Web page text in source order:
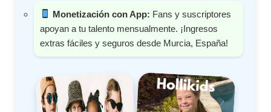
Monetización con App: Fans y suscriptores
apoyan a tu talento mensualmente. ¡Ingresos
extras fáciles y seguros desde Murcia, España!